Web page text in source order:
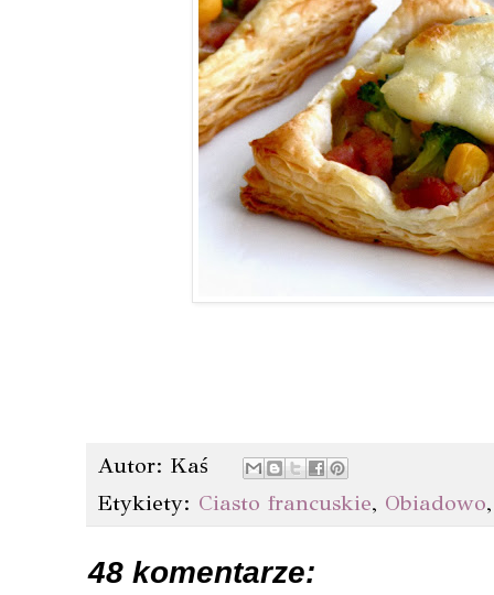
Autor: Kaś
Etykiety: Ciasto francuskie, Obiadowo
48 komentarze: